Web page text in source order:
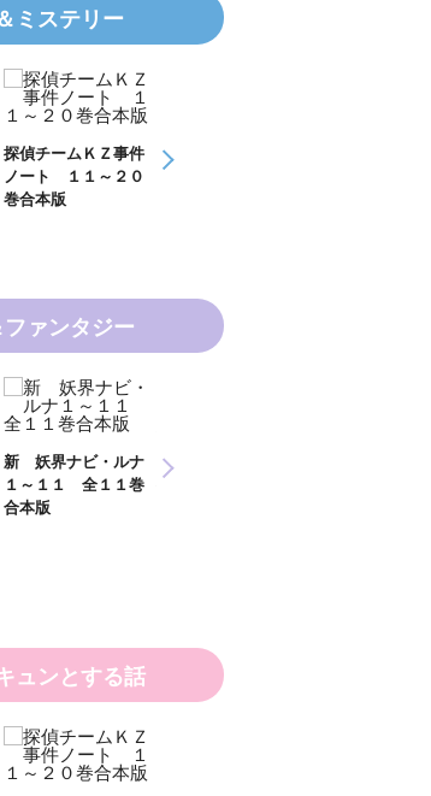
ミステリー
探偵チームＫＺ事件
ノート １１～２０
巻合本版
ＫＺ’ Ｕｐｐｅｒ
Ｆｉｌｅ 数学者
ァンタジー
新 妖界ナビ・ルナ
１～１１ 全１１巻
合本版
妖界ナビ・ルナ１～
ュンとする話